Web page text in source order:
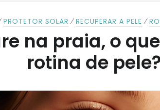
PROTETOR SOLAR ⁄ RECUPERAR A PELE ⁄
na praia, o
rotina de pele?